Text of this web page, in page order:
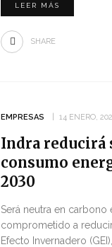
LEER MÁS
SHARE
EMPRESAS 14 ENERO,
Indra reducirá
consumo
2030
Será neutra en carbono
comprometido a
Efecto Invernadero (GEI),